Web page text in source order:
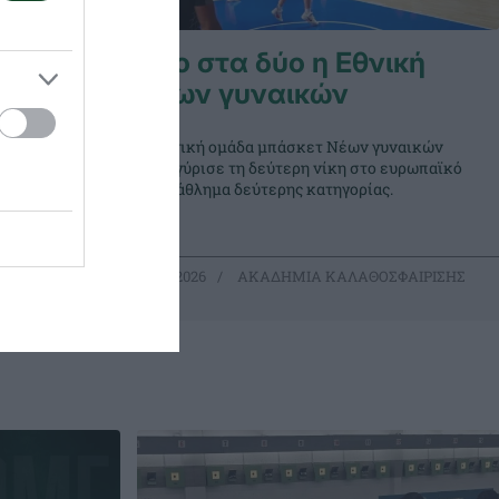
27
Δύο στα δύο η Εθνική
Νέων γυναικών
Η Εθνική ομάδα μπάσκετ Νέων γυναικών
πανηγύρισε τη δεύτερη νίκη στο ευρωπαϊκό
πρωτάθλημα δεύτερης κατηγορίας.
05.07.2026 ΑΚΑΔΗΜΙΑ ΚΑΛΑΘΟΣΦΑΙΡΙΣΗΣ